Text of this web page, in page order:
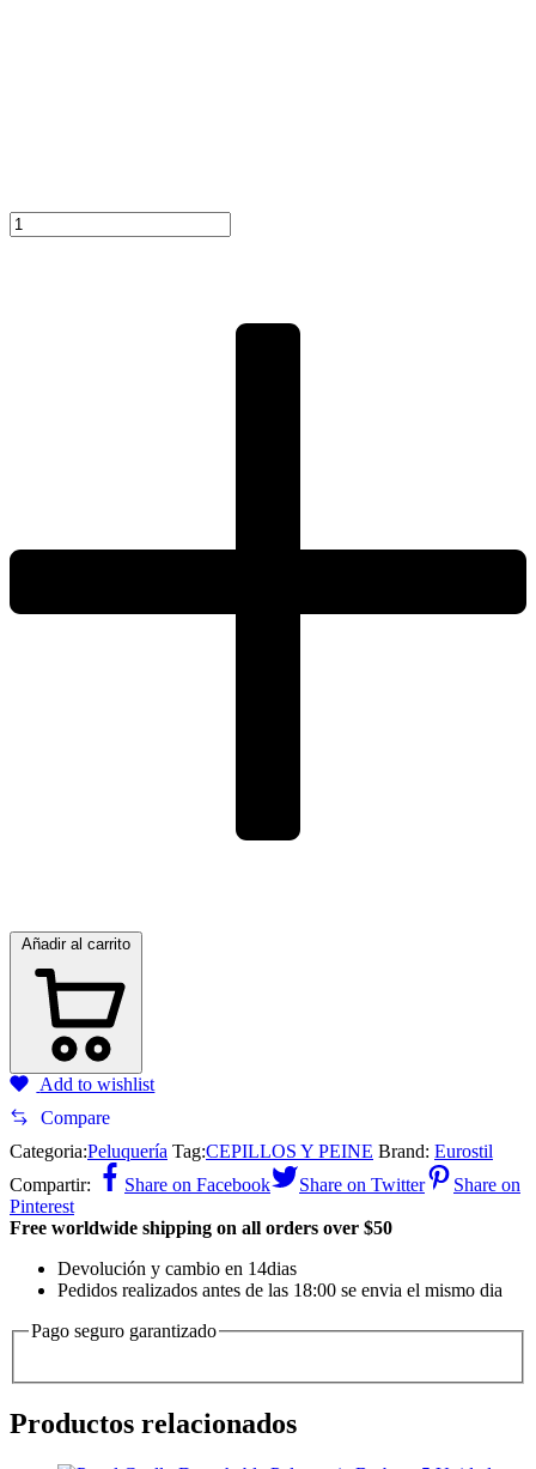
Añadir al carrito
Add to wishlist
Compare
Categoria:Peluquería Tag:CEPILLOS Y PEINE Brand: Eurostil
Compartir:
Share on Facebook Share on Twitter
Share on
Pinterest
Free worldwide shipping on all orders over $50
Devolución y cambio en 14dias
Pedidos realizados antes de las 18:00 se envia el mismo dia
Pago seguro garantizado
Productos relacionados